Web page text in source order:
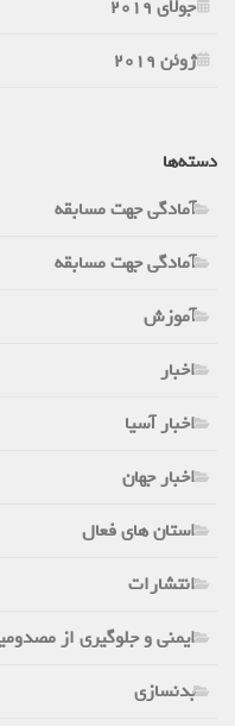
جولای 2019
ژوئن 2019
دسته‌ها
آمادگی جهت مسابقه
آمادگی جهت مسابقه
آموزش
اخبار
اخبار آسیا
اخبار جهان
استان های فعال
انتشارات
ایمنی و جلوگیری از مصدومیت
بدنسازی